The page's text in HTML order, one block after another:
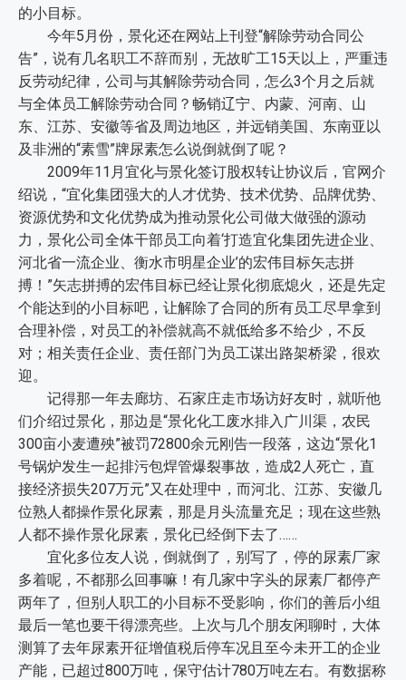
的小目标。
今年5月份，景化还在网站上刊登“解除劳动合同公
告”，说有几名职工不辞而别，无故旷工15天以上，严重违
反劳动纪律，公司与其解除劳动合同，怎么3个月之后就
与全体员工解除劳动合同？畅销辽宁、内蒙、河南、山
东、江苏、安徽等省及周边地区，并远销美国、东南亚以
及非洲的“素雪”牌尿素怎么说倒就倒了呢？
2009年11月宜化与景化签订股权转让协议后，官网介
绍说，“宜化集团强大的人才优势、技术优势、品牌优势、
资源优势和文化优势成为推动景化公司做大做强的源动
力，景化公司全体干部员工向着‘打造宜化集团先进企业、
河北省一流企业、衡水市明星企业’的宏伟目标矢志拼
搏！”矢志拼搏的宏伟目标已经让景化彻底熄火，还是先定
个能达到的小目标吧，让解除了合同的所有员工尽早拿到
合理补偿，对员工的补偿就高不就低给多不给少，不反
对；相关责任企业、责任部门为员工谋出路架桥梁，很欢
迎。
记得那一年去廊坊、石家庄走市场访好友时，就听他
们介绍过景化，那边是“景化化工废水排入广川渠，农民
300亩小麦遭殃”被罚72800余元刚告一段落，这边“景化1
号锅炉发生一起排污包焊管爆裂事故，造成2人死亡，直
接经济损失207万元”又在处理中，而河北、江苏、安徽几
位熟人都操作景化尿素，那是月头流量充足；现在这些熟
人都不操作景化尿素，景化已经倒下去了……
宜化多位友人说，倒就倒了，别写了，停的尿素厂家
多着呢，不都那么回事嘛！有几家中字头的尿素厂都停产
两年了，但别人职工的小目标不受影响，你们的善后小组
最后一笔也要干得漂亮些。上次与几个朋友闲聊时，大体
测算了去年尿素开征增值税后停车况且至今未开工的企业
产能，已超过800万吨，保守估计780万吨左右。有数据称